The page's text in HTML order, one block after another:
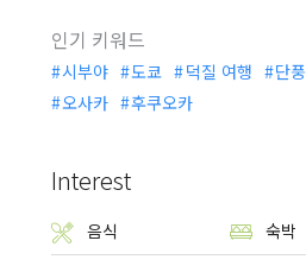
인기 키워드
시부야 도쿄 덕질 여행 단풍
오사카
후쿠오카
Interest
음식 숙박